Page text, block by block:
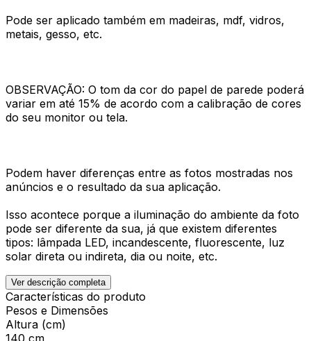
Pode ser aplicado também em madeiras, mdf, vidros,
metais, gesso, etc.
OBSERVAÇÃO: O tom da cor do papel de parede poderá
variar em até 15% de acordo com a calibração de cores
do seu monitor ou tela.
Podem haver diferenças entre as fotos mostradas nos
anúncios e o resultado da sua aplicação.
Isso acontece porque a iluminação do ambiente da foto
pode ser diferente da sua, já que existem diferentes
tipos: lâmpada LED, incandescente, fluorescente, luz
solar direta ou indireta, dia ou noite, etc.
Ver descrição completa
Características do produto
Pesos e Dimensões
Altura (cm)
140 cm